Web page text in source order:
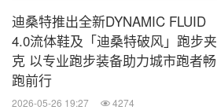
丹丹充满动力和激情的内心不变。
迪桑特推出全新DYNAMIC FLUID
4.0流体鞋及「迪桑特破风」跑步夹
克 以专业跑步装备助力城市跑者畅
跑前行
2026-05-26 19:27 4274